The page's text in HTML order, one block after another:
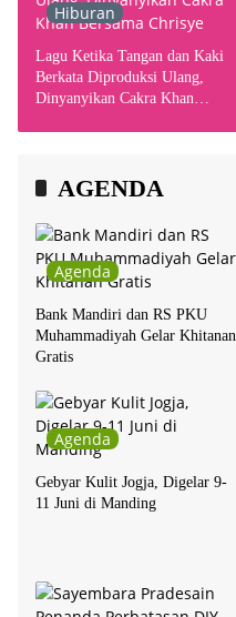
Hiburan
Lagu Ketika Tangan dan Kaki
Berkata Diproduksi Ulang,
Dinyanyikan Cakra Khan
AGENDA
Agenda
Bank Mandiri dan RS PKU
Muhammadiyah Gelar Khitanan
Gratis
Agenda
Gebyar Kulit Jogja, Digelar 9-
11 Juni di Manding